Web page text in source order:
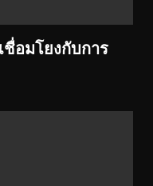
อมโยงกับการ